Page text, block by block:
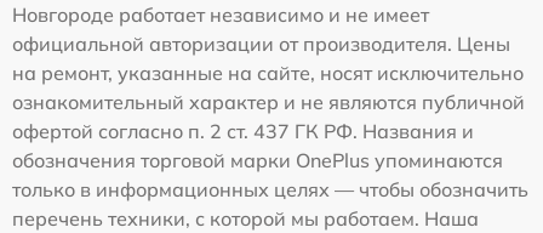
Новгороде работает независимо и не имеет
официальной авторизации от производителя. Цены
на ремонт, указанные на сайте, носят исключительно
ознакомительный характер и не являются публичной
офертой согласно п. 2 ст. 437 ГК РФ. Названия и
обозначения торговой марки OnePlus упоминаются
только в информационных целях — чтобы обозначить
перечень техники, с которой мы работаем. Наша